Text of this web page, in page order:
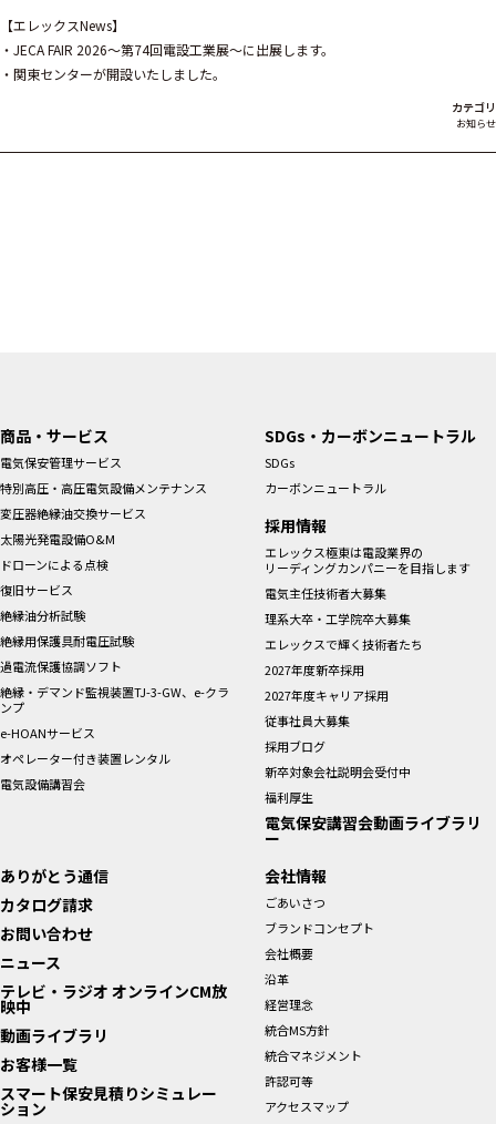
【エレックスNews】
・JECA FAIR 2026～第74回電設工業展～に出展します。
・関東センターが開設いたしました。
カテゴリ
お知らせ
商品・サービス
電気保安管理サービス
特別高圧・高圧電気設備メンテナンス
変圧器絶縁油交換サービス
太陽光発電設備O&M
ドローンによる点検
復旧サービス
絶縁油分析試験
絶縁用保護具耐電圧試験
過電流保護協調ソフト
絶縁・デマンド監視装置TJ-3-GW、e-クラ
ンプ
e-HOANサービス
オペレーター付き装置レンタル
電気設備講習会
SDGs・カーボンニュートラル
SDGs
カーボンニュートラル
採用情報
エレックス極東は電設業界の
リーディングカンパニーを目指します
電気主任技術者大募集
理系大卒・工学院卒大募集
エレックスで輝く技術者たち
2027年度新卒採用
2027年度キャリア採用
従事社員大募集
採用ブログ
新卒対象会社説明会受付中
福利厚生
電気保安講習会動画ライブラリ
ー
ありがとう通信
カタログ請求
お問い合わせ
ニュース
テレビ・ラジオ オンラインCM放
映中
動画ライブラリ
お客様一覧
スマート保安見積りシミュレー
ション
会社情報
ごあいさつ
ブランドコンセプト
会社概要
沿革
経営理念
統合MS方針
統合マネジメント
許認可等
アクセスマップ